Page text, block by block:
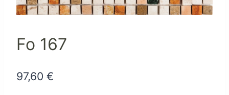
Fo 167
97,60 €